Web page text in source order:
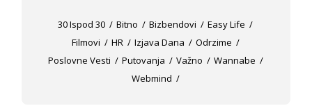
30 Ispod 30 Bitno Bizbendovi
Easy Life
Filmovi
HR Izjava Dana
Odrzime
Poslovne Vesti
Putovanja Važno
Wannabe
Webmind